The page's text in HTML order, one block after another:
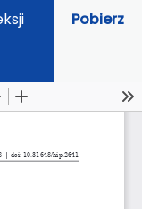
Pobierz